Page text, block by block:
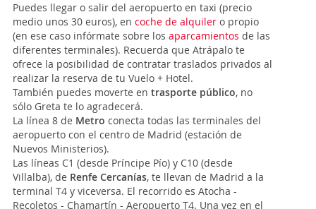
Puedes llegar o salir del aeropuerto en taxi (precio
medio unos 30 euros), en coche de alquiler o propio
(en ese caso infórmate sobre los aparcamientos de las
diferentes terminales). Recuerda que Atrápalo te
ofrece la posibilidad de contratar traslados privados al
realizar la reserva de tu Vuelo + Hotel.
También puedes moverte en trasporte público, no
sólo Greta te lo agradecerá.
La línea 8 de Metro conecta todas las terminales del
aeropuerto con el centro de Madrid (estación de
Nuevos Ministerios).
Las líneas C1 (desde Príncipe Pío) y C10 (desde
Villalba), de Renfe Cercanías, te llevan de Madrid a la
terminal T4 y viceversa. El recorrido es Atocha -
Recoletos - Chamartín - Aeropuerto T4. Una vez en el